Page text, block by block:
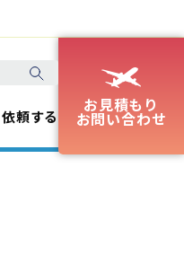
依頼する
お見積もり
お問い合わせ